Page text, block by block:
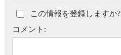
この情報を登録しますか?
コメント: